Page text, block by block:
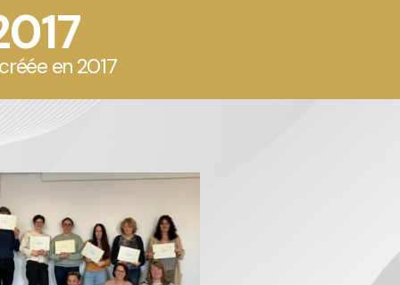
en 2017